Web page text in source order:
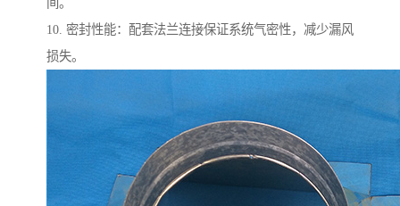
间。
10. 密封性能：配套法兰连接保证系统气密性，减少漏风
损失。